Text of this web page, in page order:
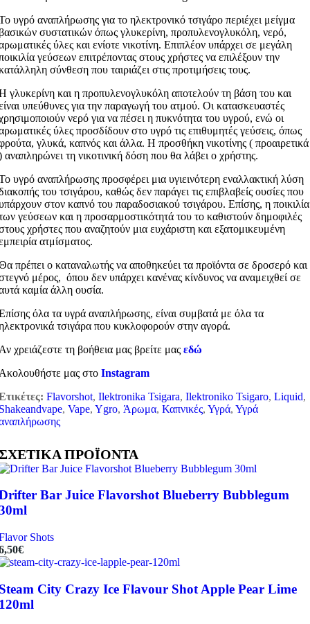
υγρό αναπλήρωσης για το ηλεκτρονικό τσιγάρο περιέχει μείγμα
συστατικών όπως γλυκερίνη, προπυλενογλυκόλη, νερό,
ύλες και ενίοτε νικοτίνη. Επιπλέον υπάρχει σε μεγάλη
γεύσεων επιτρέποντας στους χρήστες να επιλέξουν την
σύνθεση που ταιριάζει στις προτιμήσεις τους.
γλυκερίνη και η προπυλενογλυκόλη αποτελούν τη βάση του και
υπεύθυνες για την παραγωγή του ατμού. Οι κατασκευαστές
νερό για να πέσει η πυκνότητα του υγρού, ενώ οι
ύλες προσδίδουν στο υγρό τις επιθυμητές γεύσεις, όπως
γλυκά, καπνός και άλλα. Η προσθήκη νικοτίνης ( προαιρετικά
αναπληρώνει τη νικοτινική δόση που θα λάβει ο χρήστης.
υγρό αναπλήρωσης προσφέρει μια υγιεινότερη εναλλακτική λύση
του τσιγάρου, καθώς δεν παράγει τις επιβλαβείς ουσίες που
στον καπνό του παραδοσιακού τσιγάρου. Επίσης, η ποικιλία
γεύσεων και η προσαρμοστικότητά του το καθιστούν δημοφιλές
χρήστες που αναζητούν μια ευχάριστη και εξατομικευμένη
ατμίσματος.
πρέπει ο καταναλωτής να αποθηκεύει τα προϊόντα σε δροσερό και
μέρος, όπου δεν υπάρχει κανένας κίνδυνος να αναμειχθεί σε
καμία άλλη ουσία.
όλα τα υγρά αναπλήρωσης, είναι συμβατά με όλα τα
τσιγάρα που κυκλοφορούν στην αγορά.
χρειάζεστε τη βοήθεια μας βρείτε μας εδώ
μας στο Instagram
Flavorshot, Ilektronika Tsigara, Ilektroniko Tsigaro, Liquid,
, Vape, Ygro, Άρωμα, Καπνικές, Υγρά, Υγρά
ΠΡΟΪΟΝΤΑ
Bar Juice Flavorshot Blueberry Bubblegum
Shots
€
City Crazy Ice Flavour Shot Apple Pear Lime